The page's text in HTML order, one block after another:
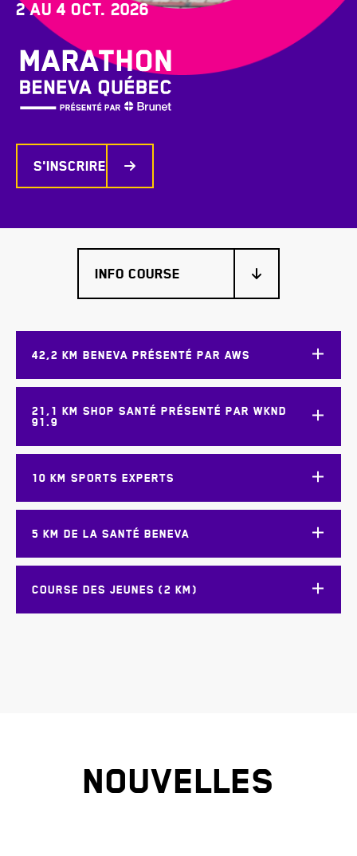
2 au 4 oct. 2026
S'inscrire
42,2 KM BENEVA PRÉSENTÉ PAR AWS
21,1 KM SHOP SANTÉ PRÉSENTÉ PAR WKND
91.9
10 KM SPORTS EXPERTS
5 KM DE LA SANTÉ BENEVA
COURSE DES JEUNES (2 KM)
NOUVELLES